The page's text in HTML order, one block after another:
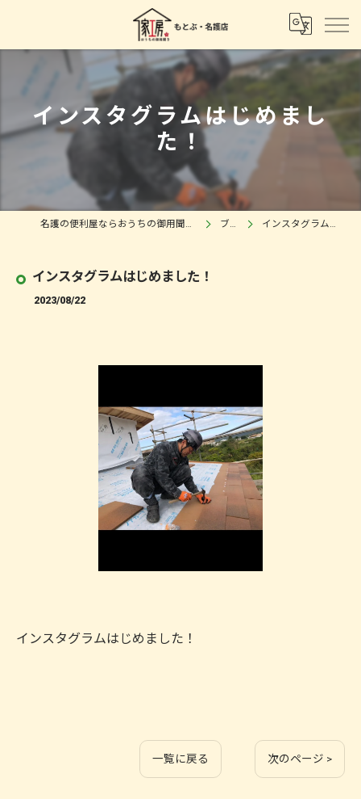
インスタグラムはじめまし
た！
名護の便利屋ならおうちの御用聞き 家工房もとぶ・名護店 ブログ インスタグラムはじめました！
インスタグラムはじめました！
2023/08/22
インスタグラムはじめました！
一覧に戻る 次のページ >